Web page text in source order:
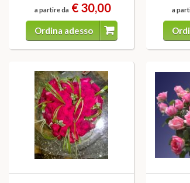
a partire da € 30,00
Ordina adesso
a